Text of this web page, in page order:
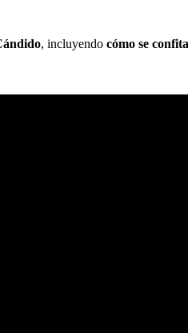
, incluyendo cómo se